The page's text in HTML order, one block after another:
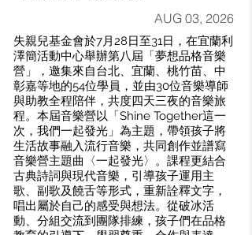
AUG 03, 2026
失親兒基金會於7月28日至31日，在宜蘭利
澤簡活動中心舉辦第八屆「夢想品格音樂
營」，邀集來自台北、宜蘭、桃竹苗、中
彰嘉等地的54位學員，並由30位音樂導師
與助教全程陪伴，共度四天三夜的音樂旅
程。本屆音樂營以「Shine Together這一
次，我們一起發光」為主題，帶領孩子將
生活故事融入流行音樂，共同創作並譜寫
音樂營主題曲〈一起發光〉。課程更結合
古典詩詞與現代音樂，引導孩子運用主
歌、副歌及饒舌等形式，重新詮釋文字，
唱出屬於自己的感受與想法。從破冰活
動、分組交流到團隊排練，孩子們在品格